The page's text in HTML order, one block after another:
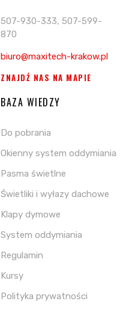
BAZA WIEDZY
Do pobrania
Okienny system oddymiania
Pasma świetlne
Świetliki i wyłazy dachowe
Klapy dymowe
System oddymiania
Regulamin
Kursy
Polityka prywatności
507-930-333, 507-599-
870
biuro@maxitech-krakow.pl
ZNAJDŹ NAS NA MAPIE